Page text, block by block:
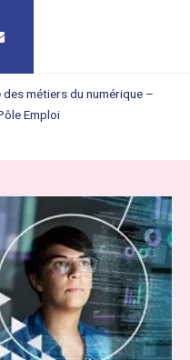
des métiers du numérique –
Emploi